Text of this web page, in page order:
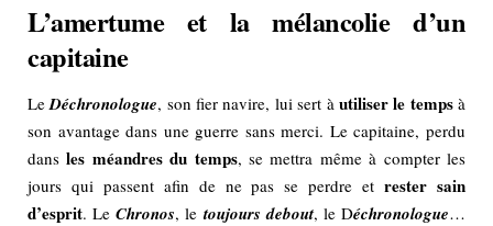
L’amertume et la mélancolie d’un
capitaine
LeDéchronologue, son fier navire, lui sert à utiliser le tempsà
son avantage dans une guerre sans merci. Le capitaine, perdu
dansles méandres du temps, se mettra même à compter les
jours qui passent afin de ne pas se perdre etrester sain
d’esprit. LeChronos, le toujours debout, le Déchronologue…